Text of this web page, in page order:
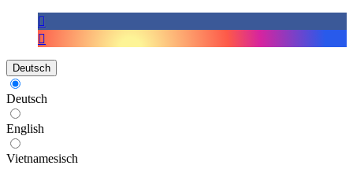
Deutsch
Deutsch
English
Vietnamesisch